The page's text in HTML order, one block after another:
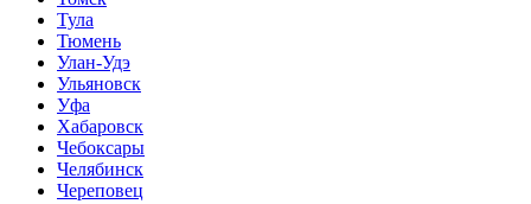
Тула
Тюмень
Улан-Удэ
Ульяновск
Уфа
Хабаровск
Чебоксары
Челябинск
Череповец